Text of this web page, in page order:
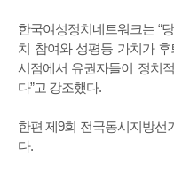
한국여성정치네트워크는 “
치 참여와 성평등 가치가 후
시점에서 유권자들이 정치
다”고 강조했다.
한편 제9회 전국동시지방선
다.